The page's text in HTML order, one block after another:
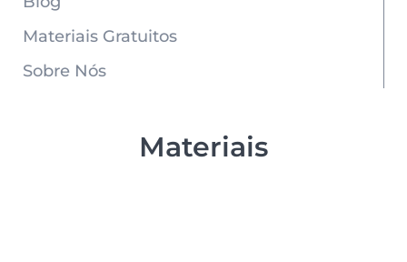
Materiais Gratuitos
Sobre Nós
Materiais